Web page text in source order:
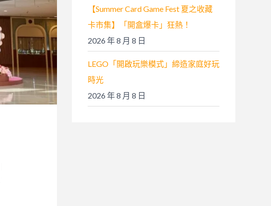
【Summer Card Game Fest 夏之收藏
卡市集】「開盒爆卡」狂熱！
2026 年 8 月 8 日
LEGO「開啟玩樂模式」締造家庭好玩
時光
2026 年 8 月 8 日